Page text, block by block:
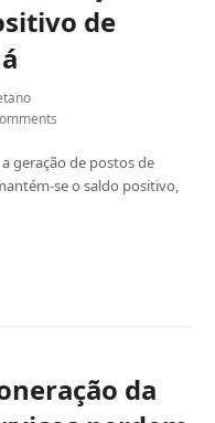
de
geração de postos de
se o saldo positivo,
da